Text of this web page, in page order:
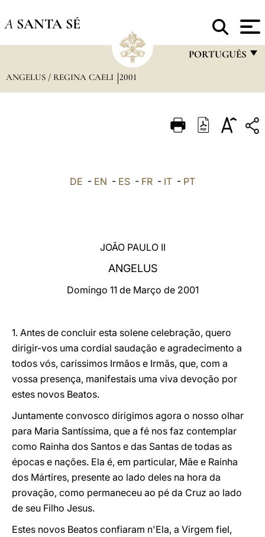
A SANTA SÉ
PORTUGUÊS
ITALIANO
LATINE
ANGELUS / REGINA CAELI 2001
DE - EN - ES - FR - IT - PT
JOÃO PAULO II
ANGELUS
Domingo 11 de Março de 2001
1. Antes de concluir esta solene celebração, quero
dirigir-vos uma cordial saudação e agradecimento a
todos vós, caríssimos Irmãos e Irmãs, que, com a
vossa presença, manifestais uma viva devoção por
estes novos Beatos.
Juntamente convosco dirigimos agora o nosso olhar
para Maria Santíssima, que a fé nos faz contemplar
como Rainha dos Santos e das Santas de todas as
épocas e nações. Ela é, em particular, Mãe e Rainha
dos Mártires, presente ao lado deles na hora da
provação, como permaneceu ao pé da Cruz ao lado
de seu Filho Jesus.
Estes novos Beatos confiaram n'Ela, a Virgem fiel,